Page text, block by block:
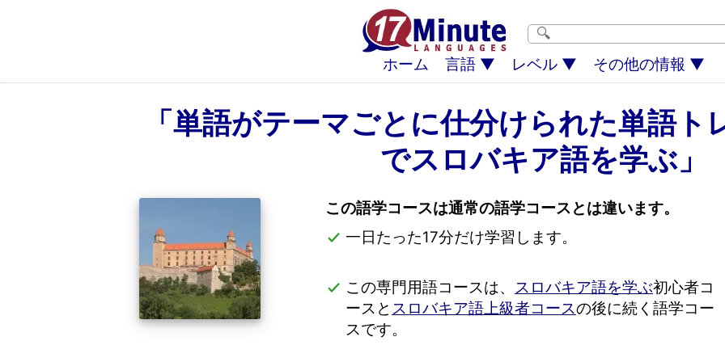
ホーム 言語 レベル その他の情報
「単語がテーマごとに仕分けられた単語ト
でスロバキア語を学ぶ」
この語学コースは通常の語学コースとは違います。
一日たった17分だけ学習します。
この専門用語コースは、 スロバキア語を学ぶ初心者コ
ースと スロバキア語上級者コースの後に続く語学コー
スです。